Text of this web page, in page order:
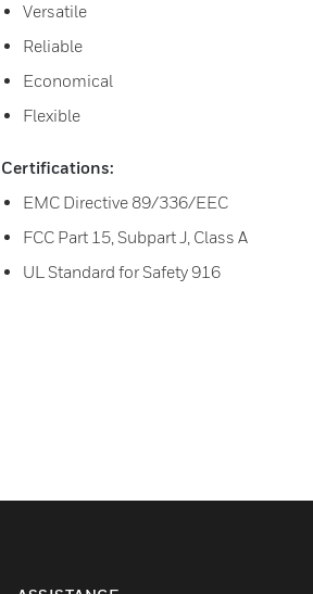
Versatile
Reliable
Economical
Flexible
Certifications:
EMC Directive 89/336/EEC
FCC Part 15, Subpart J, Class A
UL Standard for Safety 916